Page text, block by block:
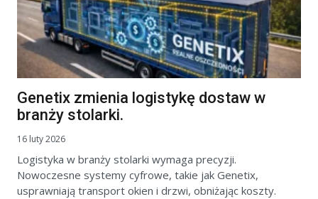
Genetix zmienia logistykę dostaw w
branży stolarki.
16 luty 2026
Logistyka w branży stolarki wymaga precyzji.
Nowoczesne systemy cyfrowe, takie jak Genetix,
usprawniają transport okien i drzwi, obniżając koszty.